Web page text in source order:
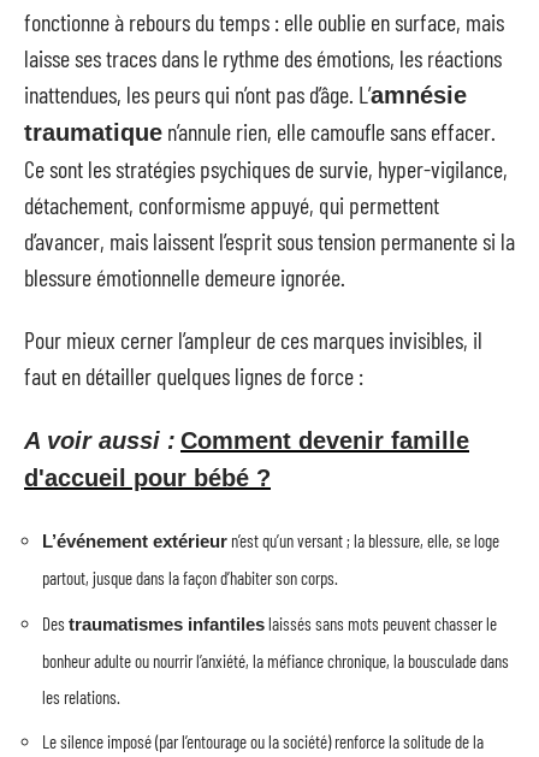
fonctionne à rebours du temps : elle oublie en surface, mais
laisse ses traces dans le rythme des émotions, les réactions
inattendues, les peurs qui n’ont pas d’âge. L’amnésie
traumatique n’annule rien, elle camoufle sans effacer.
Ce sont les stratégies psychiques de survie, hyper-vigilance,
détachement, conformisme appuyé, qui permettent
d’avancer, mais laissent l’esprit sous tension permanente si la
blessure émotionnelle demeure ignorée.
Pour mieux cerner l’ampleur de ces marques invisibles, il
faut en détailler quelques lignes de force :
A voir aussi : Comment devenir famille
d'accueil pour bébé ?
L’événement extérieur n’est qu’un versant ; la blessure, elle, se loge
partout, jusque dans la façon d’habiter son corps.
Des traumatismes infantileslaissés sans mots peuvent chasser le
bonheur adulte ou nourrir l’anxiété, la méfiance chronique, la bousculade dans
les relations.
Le silence imposé (par l’entourage ou la société) renforce la solitude de la